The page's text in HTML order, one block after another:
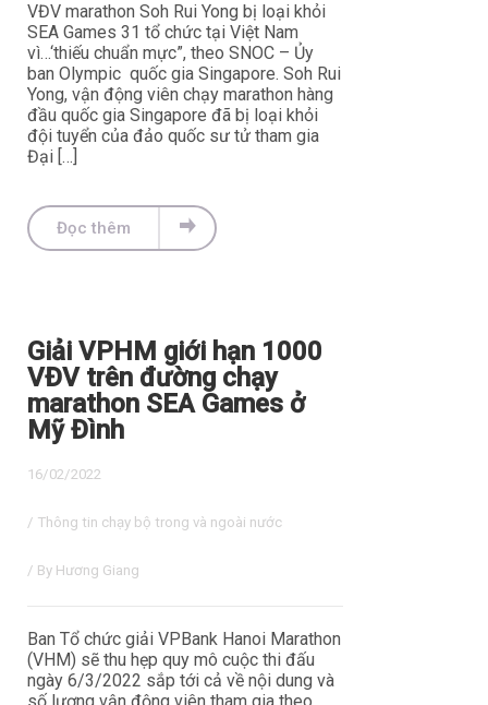
VĐV marathon Soh Rui Yong bị loại khỏi
SEA Games 31 tổ chức tại Việt Nam
vì…‘thiếu chuẩn mực”, theo SNOC – Ủy
ban Olympic quốc gia Singapore. Soh Rui
Yong, vận động viên chạy marathon hàng
đầu quốc gia Singapore đã bị loại khỏi
đội tuyển của đảo quốc sư tử tham gia
Đại […]
Đọc thêm
Giải VPHM giới hạn 1000
VĐV trên đường chạy
marathon SEA Games ở
Mỹ Đình
16/02/2022
/ Thông tin chạy bộ trong và ngoài nước
/ By Hương Giang
Ban Tổ chức giải VPBank Hanoi Marathon
(VHM) sẽ thu hẹp quy mô cuộc thi đấu
ngày 6/3/2022 sắp tới cả về nội dung và